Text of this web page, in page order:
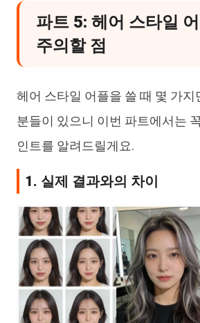
파트 5: 헤어 스타일
주의할 점
헤어 스타일 어플을 쓸 때 몇 가지
분들이 있으니 이번 파트에서는
인트를 알려드릴게요.
1. 실제 결과와의 차이